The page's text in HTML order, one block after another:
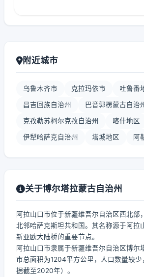
附近城市
乌鲁木齐市 克拉玛依市 吐鲁番
昌吉回族自治州 巴音郭楞蒙古自治
克孜勒苏柯尔克孜自治州 喀什地区
伊犁哈萨克自治州 塔城地区 阿
关于博尔塔拉蒙古自治州
阿拉山口市位于新疆维吾尔自治区西北部
北邻哈萨克斯坦共和国。其名称源于阿拉
新亚欧大陆桥的重要节点。
阿拉山口市隶属于新疆维吾尔自治区博尔
市总面积为1204平方公里，人口数量较少
据截至2020年）。